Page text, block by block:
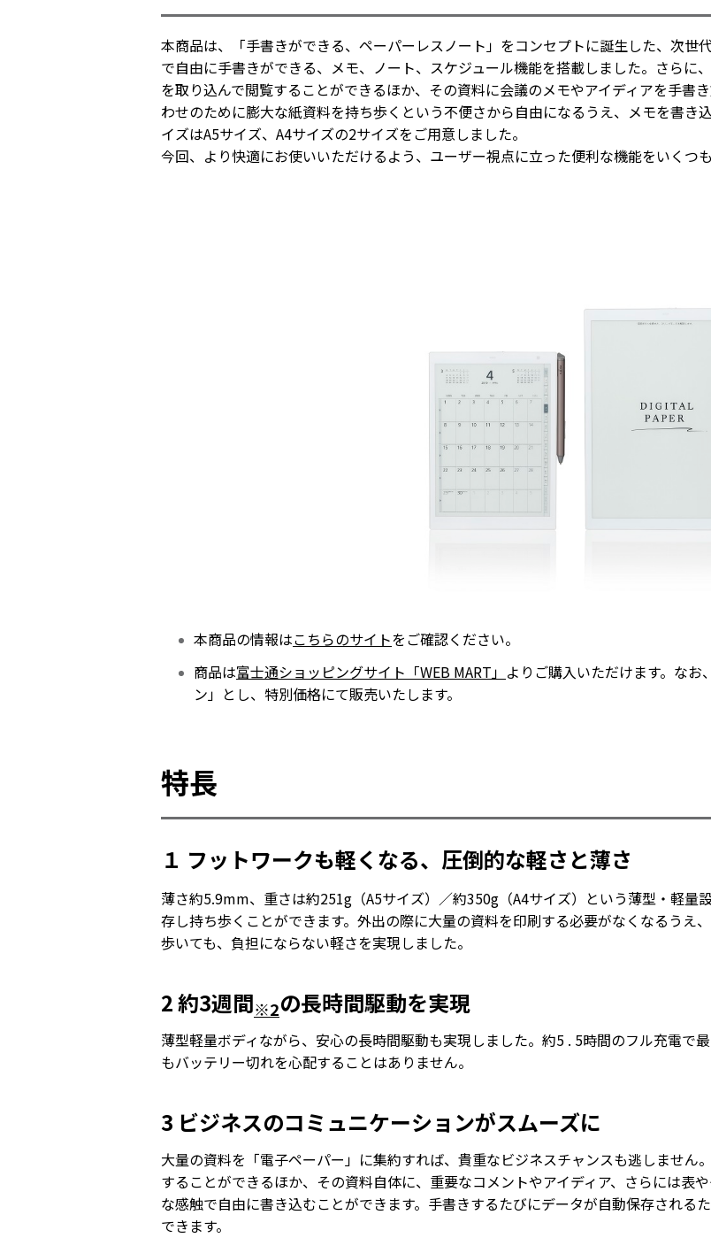
本商品は、「手書きができる、ペーパーレスノート」をコンセプトに誕生した、次世
で自由に手書きができる、メモ、ノート、スケジュール機能を搭載しました。さらに
を取り込んで閲覧することができるほか、その資料に会議のメモやアイディアを手書
わせのために膨大な紙資料を持ち歩くという不便さから自由になるうえ、メモを書き
イズはA5サイズ、A4サイズの2サイズをご用意しました。
今回、より快適にお使いいただけるよう、ユーザー視点に立った便利な機能をいくつも
本商品の情報はこちらのサイトをご確認ください。
商品は富士通ショッピングサイト「WEB MART」 よりご購入いただけます。な
ン」とし、特別価格にて販売いたします。
特長
１ フットワークも軽くなる、圧倒的な軽さと薄さ
薄さ約5.9mm、重さは約251g（A5サイズ）／約350g（A4サイズ）という薄型・軽量
存し持ち歩くことができます。外出の際に大量の資料を印刷する必要がなくなるうえ
歩いても、負担にならない軽さを実現しました。
2 約3週間※2の長時間駆動を実現
薄型軽量ボディながら、安心の長時間駆動も実現しました。約5 . 5時間のフル充電で
もバッテリー切れを心配することはありません。
3 ビジネスのコミュニケーションがスムーズに
大量の資料を「電子ペーパー」に集約すれば、貴重なビジネスチャンスも逃しません
することができるほか、その資料自体に、重要なコメントやアイディア、さらには表
な感触で自由に書き込むことができます。手書きするたびにデータが自動保存される
できます。